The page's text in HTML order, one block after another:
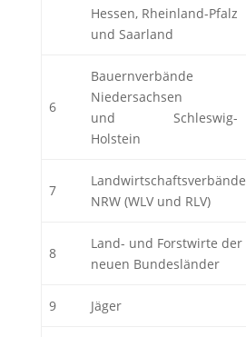
Hessen, Rheinland-Pfalz
und Saarland
6
Bauernverbände
Niedersachsen
und Schleswig-
Holstein
7
Landwirtschaftsverbände
NRW (WLV und RLV)
8
Land- und Forstwirte der
neuen Bundesländer
9 Jäger